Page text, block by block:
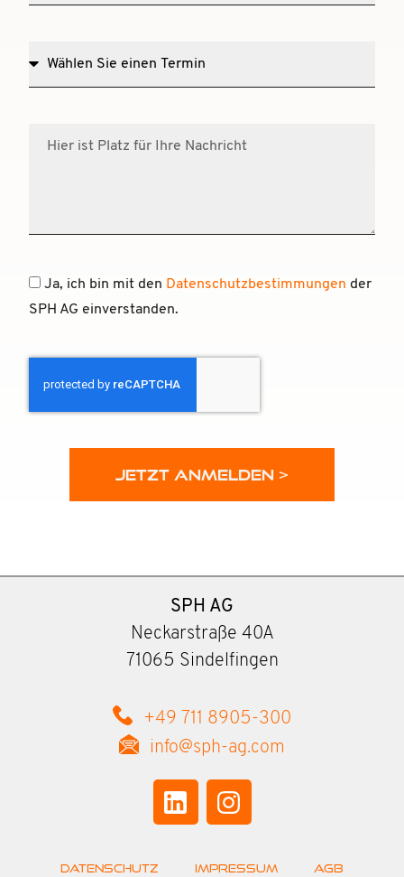
Ja, ich bin mit den Datenschutzbestimmungen der
SPH AG einverstanden.
JETZT ANMELDEN >
SPH AG
Neckarstraße 40A
71065 Sindelfingen
+49 711 8905-300
info@sph-ag.com
Datenschutz Impressum AGB